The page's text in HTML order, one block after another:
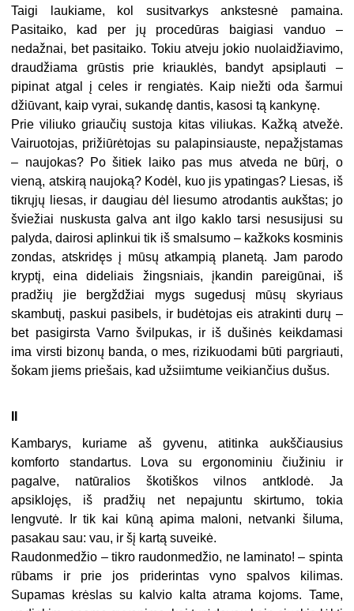
Taigi laukiame, kol susitvarkys ankstesnė pamaina.
Pasitaiko, kad per jų procedūras baigiasi vanduo –
nedažnai, bet pasitaiko. Tokiu atveju jokio nuolaidžiavimo,
draudžiama grūstis prie kriauklės, bandyt apsiplauti –
pipinat atgal į celes ir rengiatės. Kaip niežti oda šarmui
džiūvant, kaip vyrai, sukandę dantis, kasosi tą kankynę.
Prie viliuko griaučių sustoja kitas viliukas. Kažką atvežė.
Vairuotojas, prižiūrėtojas su palapinsiauste, nepažįstamas
– naujokas? Po šitiek laiko pas mus atveda ne būrį, o
vieną, atskirą naujoką? Kodėl, kuo jis ypatingas? Liesas, iš
tikrųjų liesas, ir daugiau dėl liesumo atrodantis aukštas; jo
šviežiai nuskusta galva ant ilgo kaklo tarsi nesusijusi su
palyda, dairosi aplinkui tik iš smalsumo – kažkoks kosminis
zondas, atskridęs į mūsų atkampią planetą. Jam parodo
kryptį, eina dideliais žingsniais, įkandin pareigūnai, iš
pradžių jie bergždžiai mygs sugedusį mūsų skyriaus
skambutį, paskui pasibels, ir budėtojas eis atrakinti durų –
bet pasigirsta Varno švilpukas, ir iš dušinės keikdamasi
ima virsti bizonų banda, o mes, rizikuodami būti pargriauti,
šokam jiems priešais, kad užsiimtume veikiančius dušus.
Kambarys, kuriame aš gyvenu, atitinka aukščiausius
komforto standartus. Lova su ergonominiu čiužiniu ir
pagalve, natūralios škotiškos vilnos antklodė. Ja
apsiklojęs, iš pradžių net nepajuntu skirtumo, tokia
lengvutė. Ir tik kai kūną apima maloni, netvanki šiluma,
pasakau sau: vau, ir šį kartą suveikė.
Raudonmedžio – tikro raudonmedžio, ne laminato! – spinta
rūbams ir prie jos priderintas vyno spalvos kilimas.
Supamas krėslas su kalvio kalta atrama kojoms. Tame,